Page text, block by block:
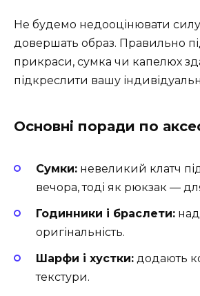
Не будемо недооцінювати силу
довершать образ. Правильно
прикраси, сумка чи капелюх
підкреслити вашу
Основні поради по
Сумки: невеликий клатч
вечора, тоді як рюкзак —
Годинники і браслети:
оригінальність.
Шарфи і хустки: додають
текстури.